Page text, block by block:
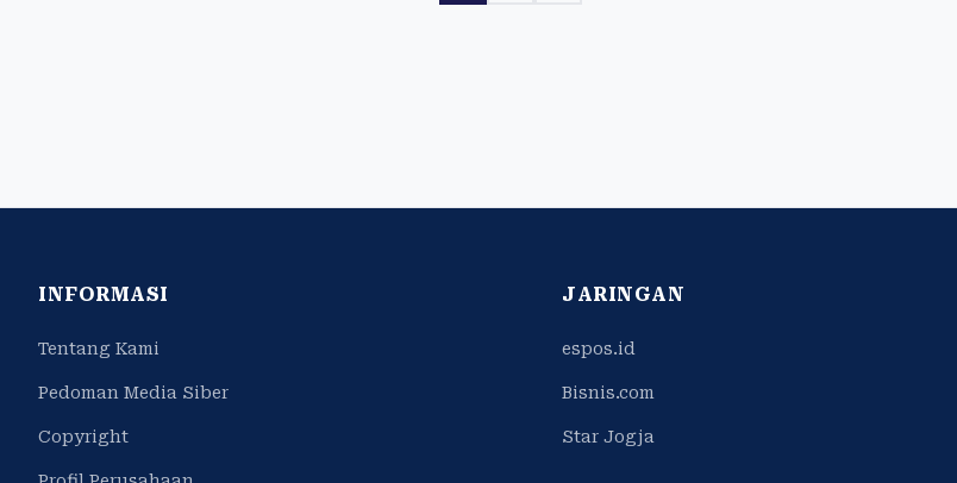
INFORMASI
Tentang Kami
Pedoman Media Siber
Copyright
JARINGAN
espos.id
Bisnis.com
Star Jogja